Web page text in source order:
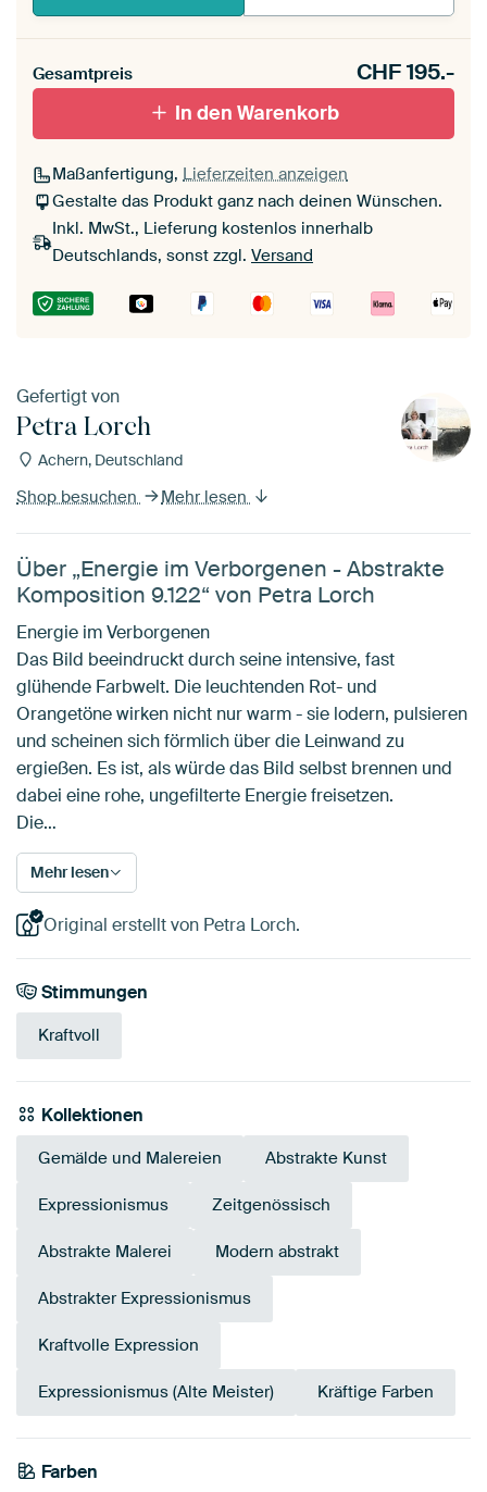
Gesamtpreis CHF195.-
In den Warenkorb
Maßanfertigung, Lieferzeiten anzeigen
Gestalte das Produkt ganz nach deinen Wünschen.
Inkl. MwSt., Lieferung kostenlos innerhalb
Deutschlands, sonst zzgl. Versand
Gefertigt von
Petra Lorch
Achern, Deutschland
Shop besuchen Mehr lesen
Über „Energie im Verborgenen - Abstrakte
Komposition 9.122“ von Petra Lorch
Energie im Verborgenen
Das Bild beeindruckt durch seine intensive, fast
glühende Farbwelt. Die leuchtenden Rot- und
Orangetöne wirken nicht nur warm - sie lodern, pulsieren
und scheinen sich förmlich über die Leinwand zu
ergießen. Es ist, als würde das Bild selbst brennen und
dabei eine rohe, ungefilterte Energie freisetzen.
Die…
Mehr lesen
Original erstellt von Petra Lorch.
Stimmungen
Kraftvoll
Kollektionen
Gemälde und Malereien Abstrakte Kunst
Expressionismus Zeitgenössisch
Abstrakte Malerei Modern abstrakt
Abstrakter Expressionismus
Kraftvolle Expression
Expressionismus (Alte Meister) Kräftige Farben
Farben
Terrakotta
Taupe
Mauve